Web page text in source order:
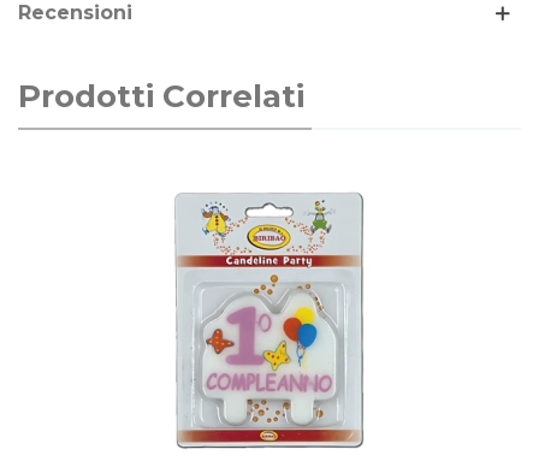
Recensioni
Prodotti Correlati